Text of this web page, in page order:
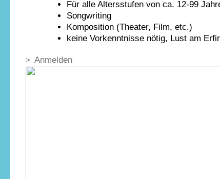
Für alle Altersstufen von ca. 12-99
Songwriting
Komposition (Theater, Film, etc.)
keine Vorkenntnisse nötig, Lust am
Anmelden